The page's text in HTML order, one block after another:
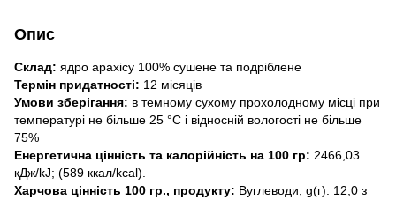
Опис
Склад: ядро арахісу 100% сушене та подріблене
Термін придатності: 12 місяців
Умови зберігання: в темному сухому прохолодному місці при
температурі не більше 25 °C і відносній вологості не більше
75%
Енергетична цінність та калорійність на 100 гр: 2466,03
кДж/kJ; (589 ккал/kcal).
Харчова цінність 100 гр., продукту: Вуглеводи, g(г): 12,0 з